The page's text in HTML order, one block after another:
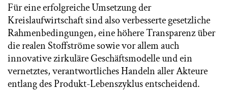
Für eine erfolgreiche Umsetzung der
Kreislaufwirtschaft sind also verbesserte gesetzliche
Rahmenbedingungen, eine höhere Transparenz über
die realen Stoffströme sowie vor allem auch
innovative zirkuläre Geschäftsmodelle und ein
vernetztes, verantwortliches Handeln aller Akteure
entlang des Produkt-Lebenszyklus entscheidend.